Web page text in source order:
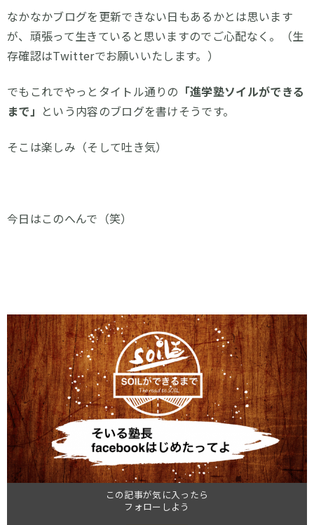
なかなかブログを更新できない日もあるかとは思います
が、頑張って生きていると思いますのでご心配なく。（生
存確認はTwitterでお願いいたします。）
でもこれでやっとタイトル通りの 「進学塾ソイルができる
まで」 という内容のブログを書けそうです。
そこは楽しみ（そして吐き気）
今日はこのへんで（笑）
この記事が気に入ったら
フォローしよう